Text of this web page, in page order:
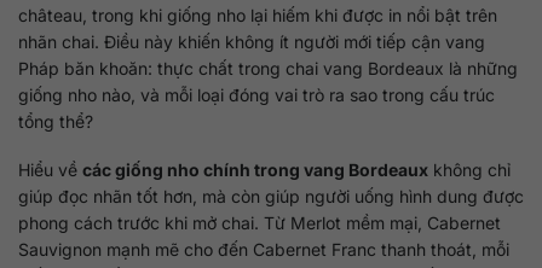
château, trong khi giống nho lại hiếm khi được in nổi bật trên
nhãn chai. Điều này khiến không ít người mới tiếp cận vang
Pháp băn khoăn: thực chất trong chai vang Bordeaux là những
giống nho nào, và mỗi loại đóng vai trò ra sao trong cấu trúc
tổng thể?
Hiểu về các giống nho chính trong vang Bordeaux không chỉ
giúp đọc nhãn tốt hơn, mà còn giúp người uống hình dung được
phong cách trước khi mở chai. Từ Merlot mềm mại, Cabernet
Sauvignon mạnh mẽ cho đến Cabernet Franc thanh thoát, mỗi